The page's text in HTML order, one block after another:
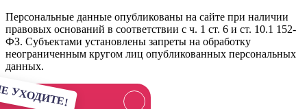
Персональные данные опубликованы на сайте при наличии
правовых оснований в соответствии с ч. 1 ст. 6 и ст. 10.1 152-
ФЗ. Субъектами установлены запреты на обработку
неограниченным кругом лиц опубликованных персональных
данных.
УХОДИТЕ!